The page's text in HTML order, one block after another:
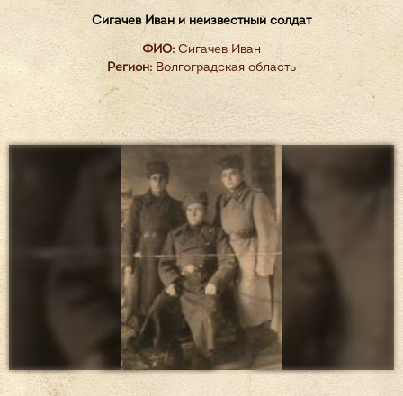
Сигачев Иван и неизвестный солдат
ФИО: Сигачев Иван
Регион: Волгоградская область